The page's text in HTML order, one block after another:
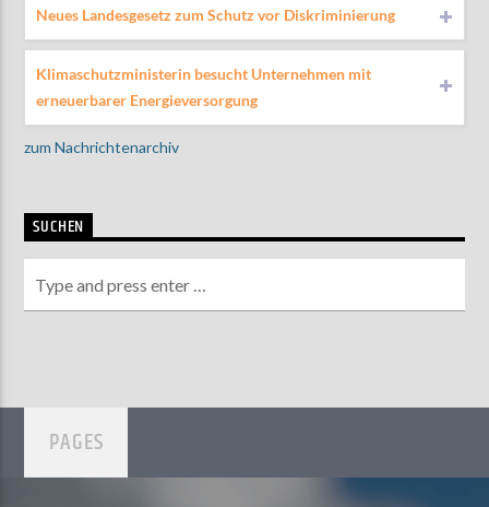
Neues Landesgesetz zum Schutz vor Diskriminierung
Klimaschutzministerin besucht Unternehmen mit
erneuerbarer Energieversorgung
zum Nachrichtenarchiv
SUCHEN
PAGES